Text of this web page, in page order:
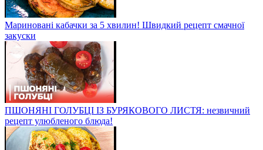
Мариновані кабачки за 5 хвилин! Швидкий рецепт смачної
закуски
ПШОНЯНІ ГОЛУБЦІ ІЗ БУРЯКОВОГО ЛИСТЯ: незвичний
рецепт улюбленого блюда!